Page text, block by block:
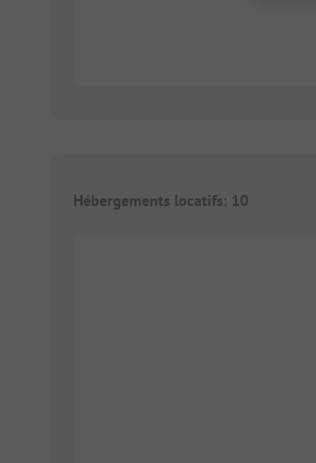
Hébergements locatifs: 10